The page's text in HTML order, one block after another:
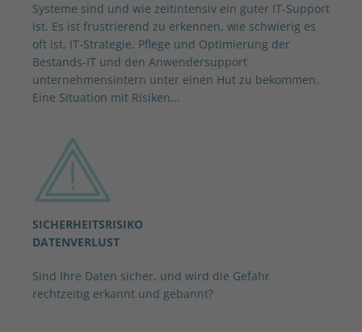
Systeme sind und wie zeitintensiv ein guter IT-Support
ist. Es ist frustrierend zu erkennen, wie schwierig es
oft ist, IT-Strategie, Pflege und Optimierung der
Bestands-IT und den Anwendersupport
unternehmensintern unter einen Hut zu bekommen.
Eine Situation mit Risiken...
SICHERHEITSRISIKO
DATENVERLUST
Sind Ihre Daten sicher, und wird die Gefahr
rechtzeitig erkannt und gebannt?